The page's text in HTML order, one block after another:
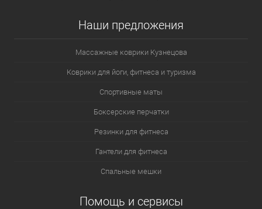
Наши предложения
Массажные коврики Кузнецова
Коврики для йоги, фитнеса и туризма
Спортивные маты
Боксерские перчатки
Резинки для фитнеса
Гантели для фитнеса
Спальные мешки
Помощь и сервисы